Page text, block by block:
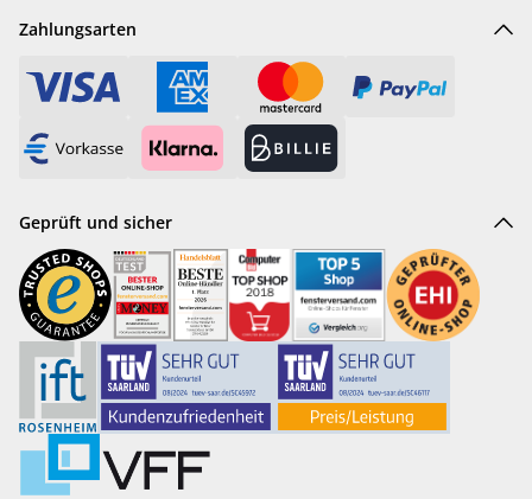
Zahlungsarten
Geprüft und sicher